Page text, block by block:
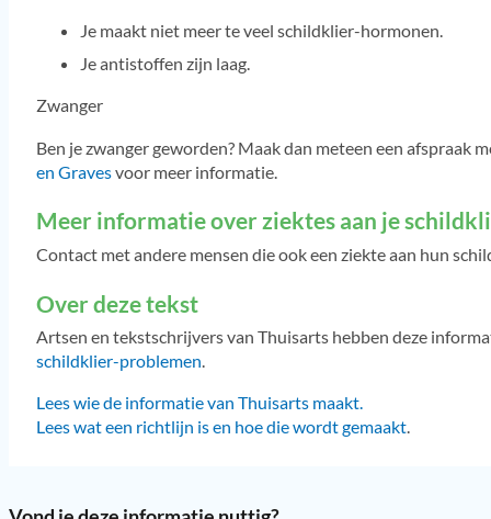
Je maakt niet meer te veel schildklier-hormonen.
Je antistoffen zijn laag.
Zwanger
Ben je zwanger geworden? Maak dan meteen een afspraak
en Gravesvoor meer informatie.
Meer informatie over ziektes aan je
Contact met andere mensen die ook een ziekte aan hun
Over deze tekst
Artsen en tekstschrijvers van Thuisarts hebben deze
schildklier-problemen
Lees wie de informatie van Thuisarts maakt.
Lees wat een richtlijn is en hoe die wordt gemaakt.